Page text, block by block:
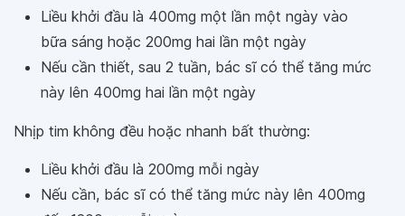
Liều khởi đầu là 400mg một lần một ngày vào
bữa sáng hoặc 200mg hai lần một ngày
Nếu cần thiết, sau 2 tuần, bác sĩ có thể tăng mức
này lên 400mg hai lần một ngày
Nhịp tim không đều hoặc nhanh bất thường:
Liều khởi đầu là 200mg mỗi ngày
Nếu cần, bác sĩ có thể tăng mức này lên 400mg